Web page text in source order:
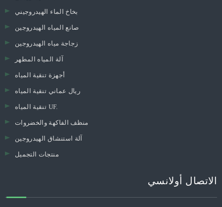
بخاخ الماء الهيدروجيني
صانع المياه الهيدروجين
زجاجة مياه الهيدروجين
آلة المياه المطهر
أجهزة تنقية المياه
ريال عماني تنقية المياه
تنقية المياه UF.
منظف ​​الفاكهة والخضروات
آلة استنشاق الهيدروجين
منتجات التجميل
الاتصال أولانسي